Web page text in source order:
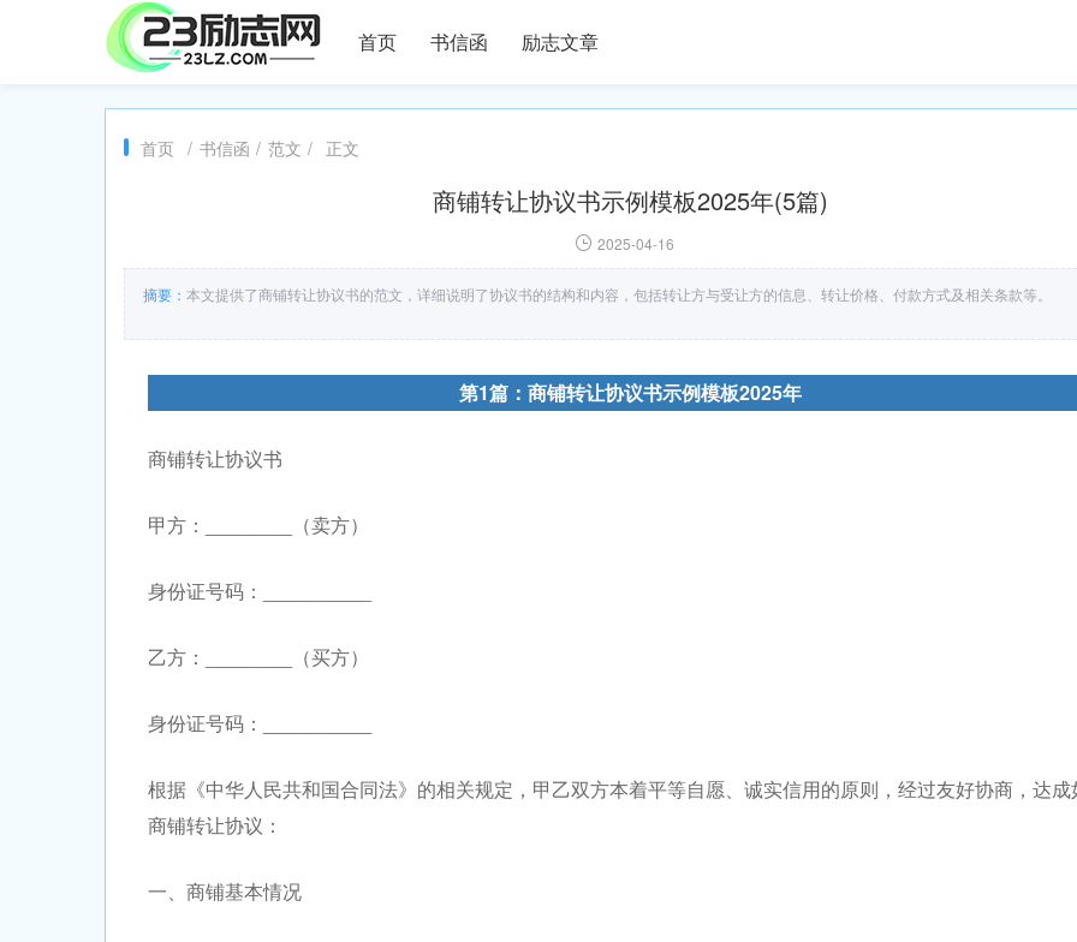
首页 书信函 励志文章
首页 / 书信函 / 范文 / 正文
商铺转让协议书示例模板2025年(5篇)
2025-04-16
摘要： 本文提供了商铺转让协议书的范文，详细说明了协议书的结构和内容，包括转让方与受让方的信息、转让价格、付款方式及相关条款等。
第1篇：商铺转让协议书示例模板2025年
商铺转让协议书
甲方：________（卖方）
身份证号码：__________
乙方：________（买方）
身份证号码：__________
根据《中华人民共和国合同法》的相关规定，甲乙双方本着平等自愿、诚实信用的原则，经过友好协商，达成
商铺转让协议：
一、商铺基本情况